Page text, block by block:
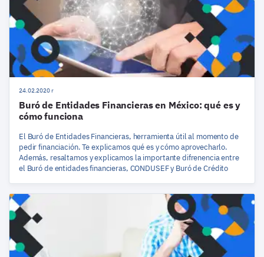
24.02.2020 r
Buró de Entidades Financieras en México: qué es y
cómo funciona
El Buró de Entidades Financieras, herramienta útil al momento de
pedir financiación. Te explicamos qué es y cómo aprovecharlo.
Además, resaltamos y explicamos la importante difrenencia entre
el Buró de entidades financieras, CONDUSEF y Buró de Crédito